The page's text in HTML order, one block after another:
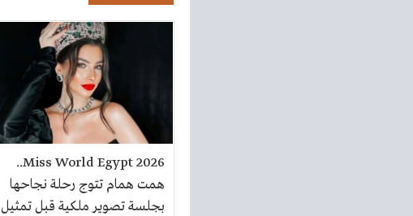
Miss World Egypt 2026..
همت همام تتوج رحلة نجاحها
بجلسة تصوير ملكية قبل تمثيل